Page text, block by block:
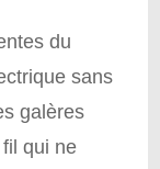
du
sans
galères
qui ne